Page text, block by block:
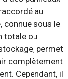
au
connue sous le
totale ou
permet
complètement
Cependant, il